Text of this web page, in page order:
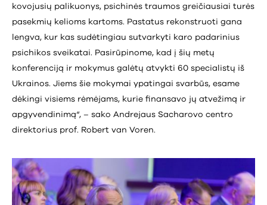
kovojusių palikuonys, psichinės traumos greičiausiai turės
pasekmių kelioms kartoms. Pastatus rekonstruoti gana
lengva, kur kas sudėtingiau sutvarkyti karo padarinius
psichikos sveikatai. Pasirūpinome, kad į šių metų
konferenciją ir mokymus galėtų atvykti 60 specialistų iš
Ukrainos. Jiems šie mokymai ypatingai svarbūs, esame
dėkingi visiems rėmėjams, kurie finansavo jų atvežimą ir
apgyvendinimą“, – sako Andrejaus Sacharovo centro
direktorius prof. Robert van Voren.